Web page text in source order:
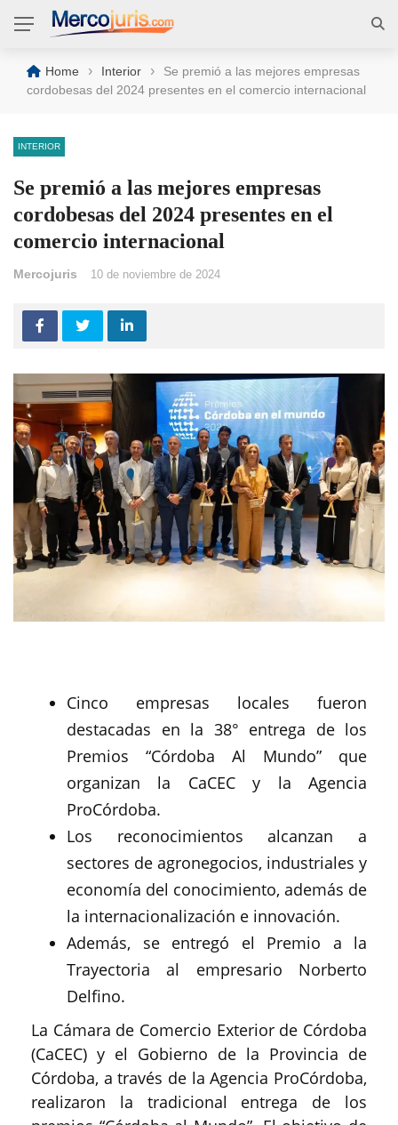
Home › Interior ›
Se premió a las mejores empresas
cordobesas del 2024 presentes en el comercio internacional
INTERIOR
Se premió a las mejores empresas
cordobesas del 2024 presentes en el
comercio internacional
Mercojuris 10 de noviembre de 2024
Cinco empresas locales fueron
destacadas en la 38° entrega de los
Premios “Córdoba Al Mundo” que
organizan la CaCEC y la Agencia
ProCórdoba.
Los reconocimientos alcanzan a
sectores de agronegocios, industriales y
economía del conocimiento, además de
la internacionalización e innovación.
Además, se entregó el Premio a la
Trayectoria al empresario Norberto
Delfino.
La Cámara de Comercio Exterior de Córdoba
(CaCEC) y el Gobierno de la Provincia de
Córdoba, a través de la Agencia ProCórdoba,
realizaron la tradicional entrega de los